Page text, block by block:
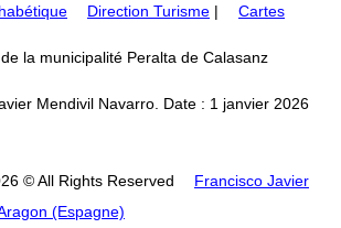
Direction Turisme | Cartes
la municipalité Peralta de Calasanz
Mendivil Navarro. Date : 1 janvier 2026
© All Rights Reserved
Francisco Javier
(Espagne)